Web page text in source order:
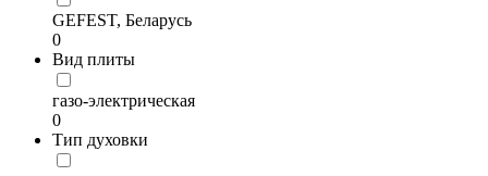
GEFEST, Беларусь
0
Вид плиты
газо-электрическая
0
Тип духовки